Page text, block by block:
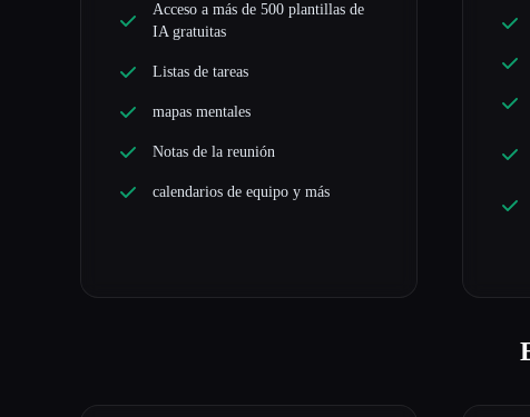
Acceso a más de 500 plantillas de
IA gratuitas
Listas de tareas
mapas mentales
Notas de la reunión
calendarios de equipo y más